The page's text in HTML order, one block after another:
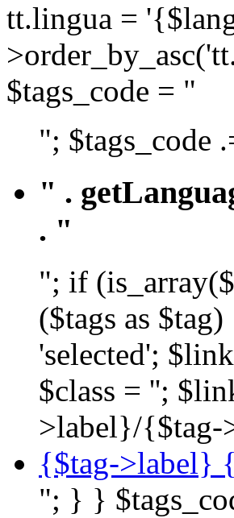
tt.lingua =
$tags_code = "
"; $tags_code
" .
. "
"; if
($tags as
'selected';
$class = '';
>label}/{$tag-
{$tag->label}
"; } }